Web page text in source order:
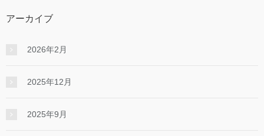
アーカイブ
2026年2月
2025年12月
2025年9月